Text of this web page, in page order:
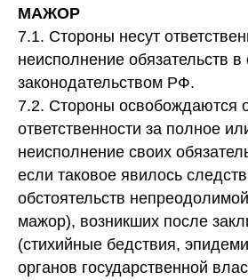
МАЖОР
7.1. Стороны несут
неисполнение обязательств в
законодательством РФ.
7.2. Стороны освобождаются
ответственности за полное
неисполнение своих
если таковое явилось
обстоятельств
мажор), возникших после
(стихийные бедствия,
органов государственной